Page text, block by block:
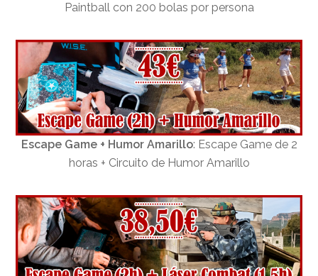
Paintball con 200 bolas por persona
Escape Game + Humor Amarillo: Escape Game de 2
horas + Circuito de Humor Amarillo